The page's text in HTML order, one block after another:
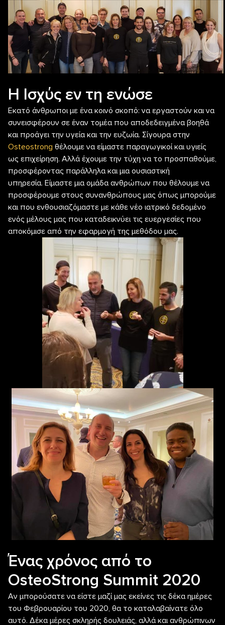
Η Ισχύς εν τη ενώσε
Εκατό άνθρωποι με ένα κοινό σκοπό: να εργαστούν και να
συνεισφέρουν σε έναν τομέα που αποδεδειγμένα βοηθά
και προάγει την υγεία και την ευζωία. Σίγουρα στην
Osteostrong θέλουμε να είμαστε παραγωγικοί και υγιείς
ως επιχείρηση. Αλλά έχουμε την τύχη να το προσπαθούμε,
προσφέροντας παράλληλα και μια ουσιαστική
υπηρεσία. Είμαστε μια ομάδα ανθρώπων που θέλουμε να
προσφέρουμε στους συνανθρώπους μας όπως μπορούμε
και που ενθουσιαζόμαστε με κάθε νέο ιατρικό δεδομένο
ενός μέλους μας που καταδεικνύει τις ευεργεσίες που
αποκόμισε από την εφαρμογή της μεθόδου μας.
Ένας χρόνος από το
OsteoStrong Summit 2020
Αν μπορούσατε να είστε μαζί μας εκείνες τις δέκα ημέρες
του Φεβρουαρίου του 2020, θα το καταλαβαίνατε όλο
αυτό. Δέκα μέρες σκληρής δουλειάς, αλλά και ανθρώπινων